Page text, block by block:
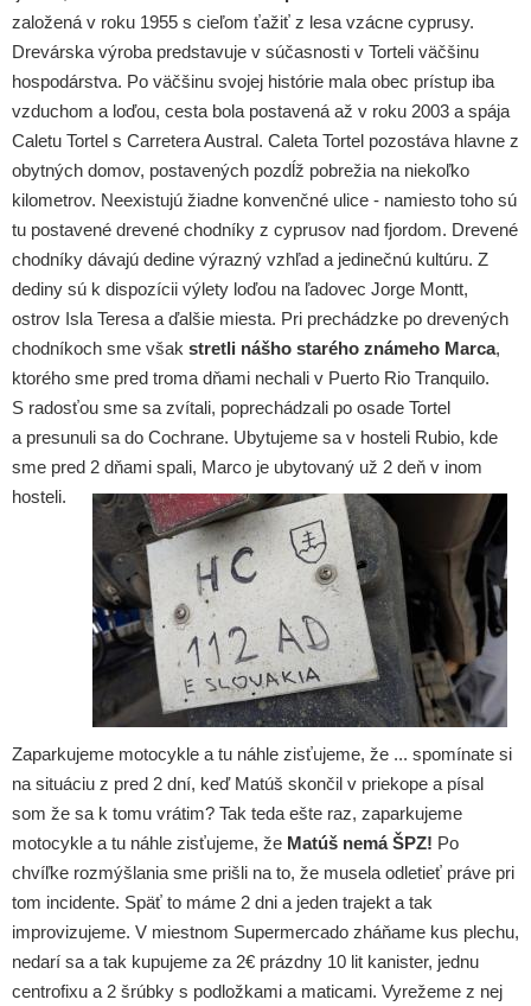
založená v roku 1955 s cieľom ťažiť z lesa vzácne cyprusy.
Drevárska výroba predstavuje v súčasnosti v Torteli väčšinu
hospodárstva. Po väčšinu svojej histórie mala obec prístup iba
vzduchom a loďou, cesta bola postavená až v roku 2003 a spája
Caletu Tortel s Carretera Austral. Caleta Tortel pozostáva hlavne z
obytných domov, postavených pozdĺž pobrežia na niekoľko
kilometrov. Neexistujú žiadne konvenčné ulice - namiesto toho sú
tu postavené drevené chodníky z cyprusov nad fjordom. Drevené
chodníky dávajú dedine výrazný vzhľad a jedinečnú kultúru. Z
dediny sú k dispozícii výlety loďou na ľadovec Jorge Montt,
ostrov Isla Teresa a ďalšie miesta. Pri prechádzke po drevených
chodníkoch sme však stretli nášho starého známeho Marca,
ktorého sme pred troma dňami nechali v Puerto Rio Tranquilo.
S radosťou sme sa zvítali, poprechádzali po osade Tortel
a presunuli sa do Cochrane. Ubytujeme sa v hosteli Rubio, kde
sme pred 2 dňami spali, Marco je ubytovaný už 2 deň v inom
hosteli.
Zaparkujeme motocykle a tu náhle zisťujeme, že ... spomínate si
na situáciu z pred 2 dní, keď Matúš skončil v priekope a písal
som že sa k tomu vrátim? Tak teda ešte raz, zaparkujeme
motocykle a tu náhle zisťujeme, že Matúš nemá ŠPZ! Po
chvíľke rozmýšlania sme prišli na to, že musela odletieť práve pri
tom incidente. Späť to máme 2 dni a jeden trajekt a tak
improvizujeme. V miestnom Supermercado zháňame kus plechu,
nedarí sa a tak kupujeme za 2€ prázdny 10 lit kanister, jednu
centrofixu a 2 šrúbky s podložkami a maticami. Vyrežeme z nej